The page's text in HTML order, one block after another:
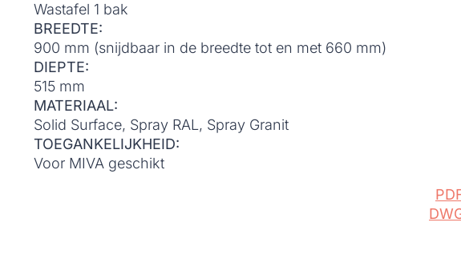
Wastafel 1 bak
BREEDTE:
900 mm (snijdbaar in de breedte tot en met 660 mm)
DIEPTE:
515 mm
MATERIAAL:
Solid Surface, Spray RAL, Spray Granit
TOEGANKELIJKHEID:
Voor MIVA geschikt